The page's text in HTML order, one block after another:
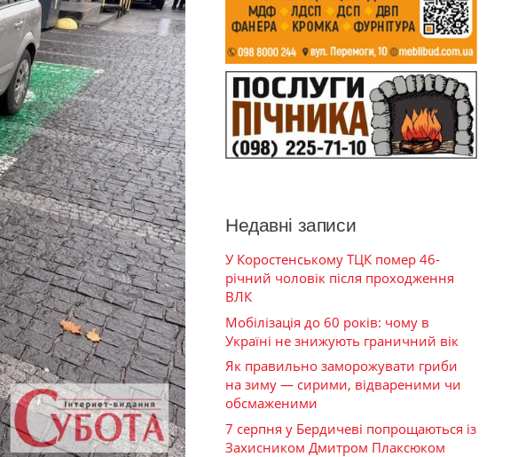
Недавні записи
У Коростенському ТЦК помер 46-
річний чоловік після проходження
ВЛК
Мобілізація до 60 років: чому в
Україні не знижують граничний вік
Як правильно заморожувати гриби
на зиму — сирими, відвареними чи
обсмаженими
7 серпня у Бердичеві попрощаються із
Захисником Дмитром Плаксюком